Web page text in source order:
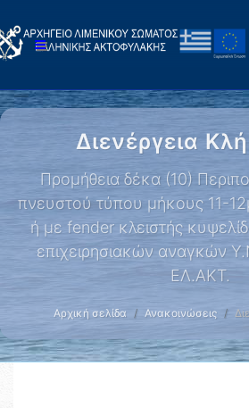
Διενέργεια
Προμήθεια δέκα (10)
πνευστού τύπου μήκους 11-
ή με fender κλειστής
επιχειρησιακών αναγκών
ΕΛ.ΑΚΤ.
Αρχική σελίδα Ανακοινώσεις